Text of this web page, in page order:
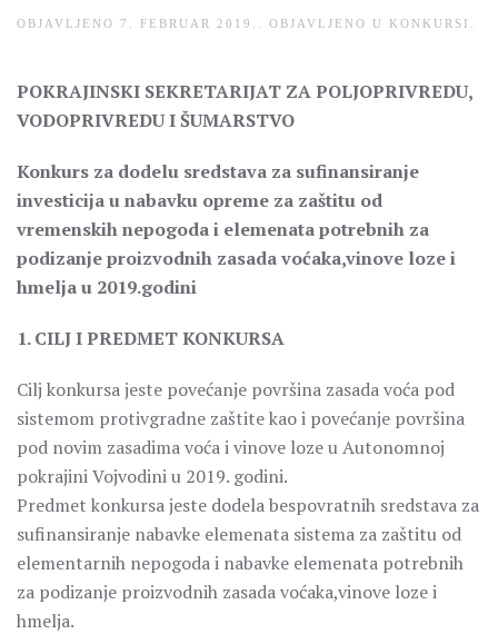
OBJAVLJENO 7. FEBRUAR 2019. . OBJAVLJENO U KONKURSI
POKRAJINSKI SEKRETARIJAT ZA POLJOPRIVREDU,
VODOPRIVREDU I ŠUMARSTVO
Konkurs za dodelu sredstava za sufinansiranje
investicija u nabavku opreme za zaštitu od
vremenskih nepogoda i elemenata potrebnih za
podizanje proizvodnih zasada voćaka,vinove loze i
hmelja u 2019.godini
1. CILJ I PREDMET KONKURSA
Cilj konkursa jeste povećanje površina zasada voća pod
sistemom protivgradne zaštite kao i povećanje površina
pod novim zasadima voća i vinove loze u Autonomnoj
pokrajini Vojvodini u 2019. godini.
Predmet konkursa jeste dodela bespovratnih sredstava za
sufinansiranje nabavke elemenata sistema za zaštitu od
elementarnih nepogoda i nabavke elemenata potrebnih
za podizanje proizvodnih zasada voćaka,vinove loze i
hmelja.